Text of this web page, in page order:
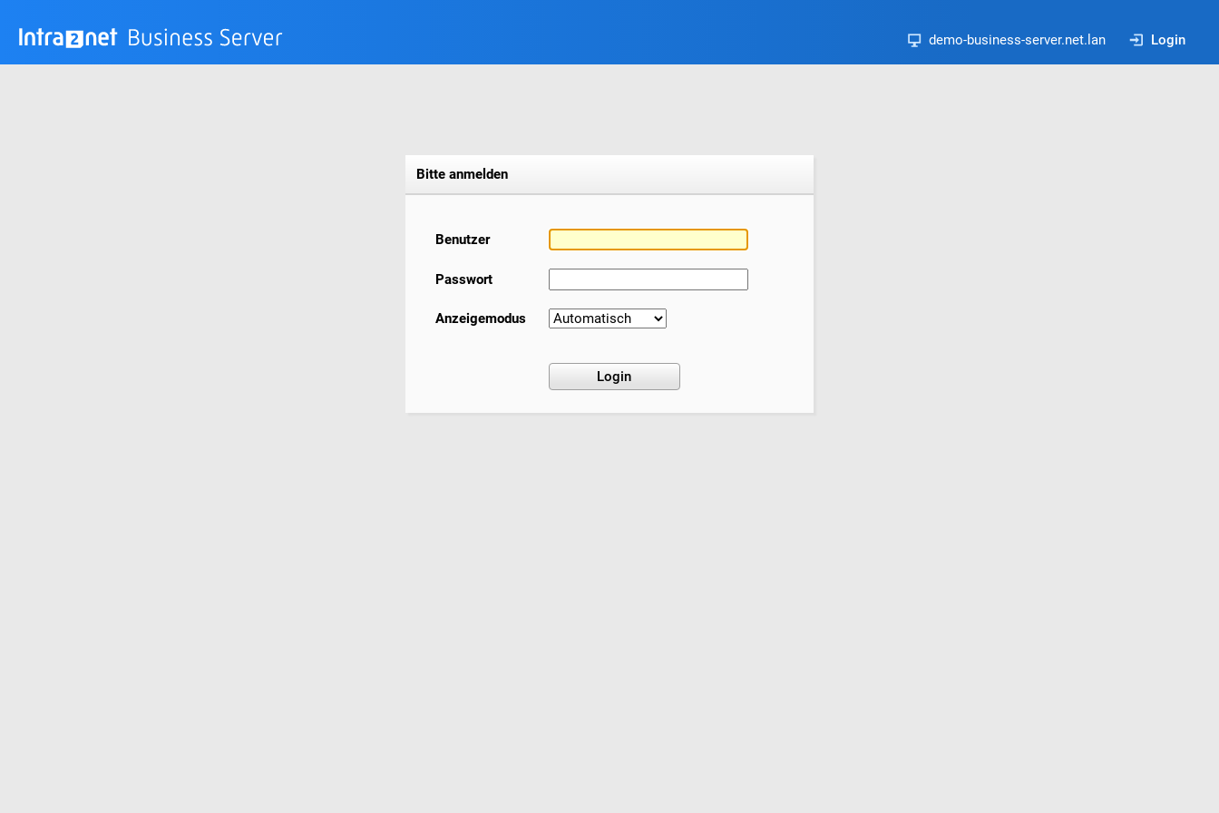
demo-business-server.net.lan Login
Bitte anmelden
Benutzer
Passwort
Anzeigemodus